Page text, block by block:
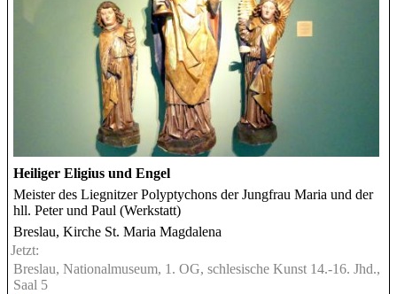
Heiliger Eligius und Engel
Meister des Liegnitzer Polyptychons der Jungfrau Maria und der
hll. Peter und Paul (Werkstatt)
Breslau, Kirche St. Maria Magdalena
Jetzt:
Breslau, Nationalmuseum, 1. OG, schlesische Kunst 14.-16. Jhd.,
Saal 5